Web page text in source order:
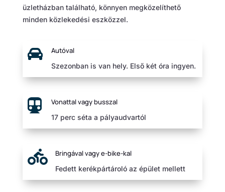
üzletházban található, könnyen megközelíthető
minden közlekedési eszközzel.
 Autóval
Szezonban is van hely. Első két óra ingyen.
 Vonattal vagy busszal
17 perc séta a pályaudvartól
 Bringával vagy e-bike-kal
Fedett kerékpártároló az épület mellett